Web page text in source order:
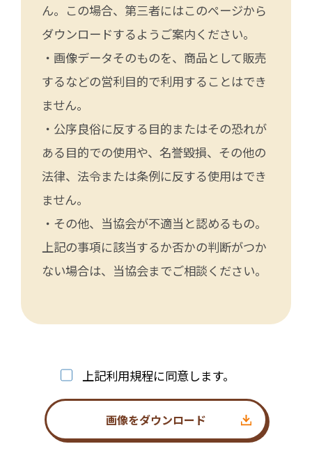
ん。この場合、第三者にはこのページから
ダウンロードするようご案内ください。
・画像データそのものを、商品として販売
するなどの営利目的で利用することはでき
ません。
・公序良俗に反する目的またはその恐れが
ある目的での使用や、名誉毀損、その他の
法律、法令または条例に反する使用はでき
ません。
・その他、当協会が不適当と認めるもの。
上記の事項に該当するか否かの判断がつか
ない場合は、当協会までご相談ください。
上記利用規程に同意します。
画像をダウンロード